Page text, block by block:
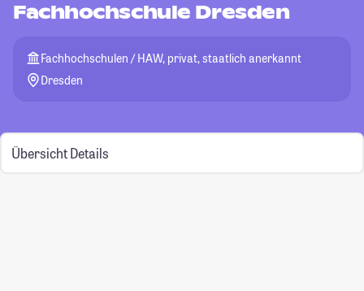
Fachhochschule Dresden
Fachhochschulen / HAW, privat, staatlich anerkannt
Dresden
Übersicht Details